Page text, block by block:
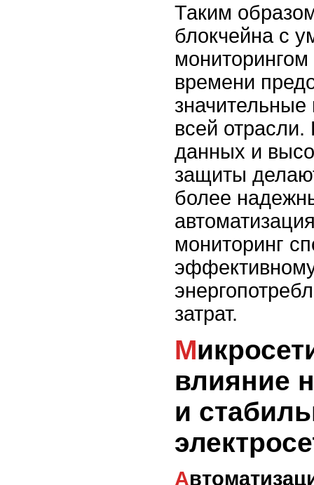
Таким
блокчейна с
времени
всей отрасли.
данных и
защиты
более
мониторинг
затрат.
Микросети и их
влияние
и
Автоматизация и мониторинг